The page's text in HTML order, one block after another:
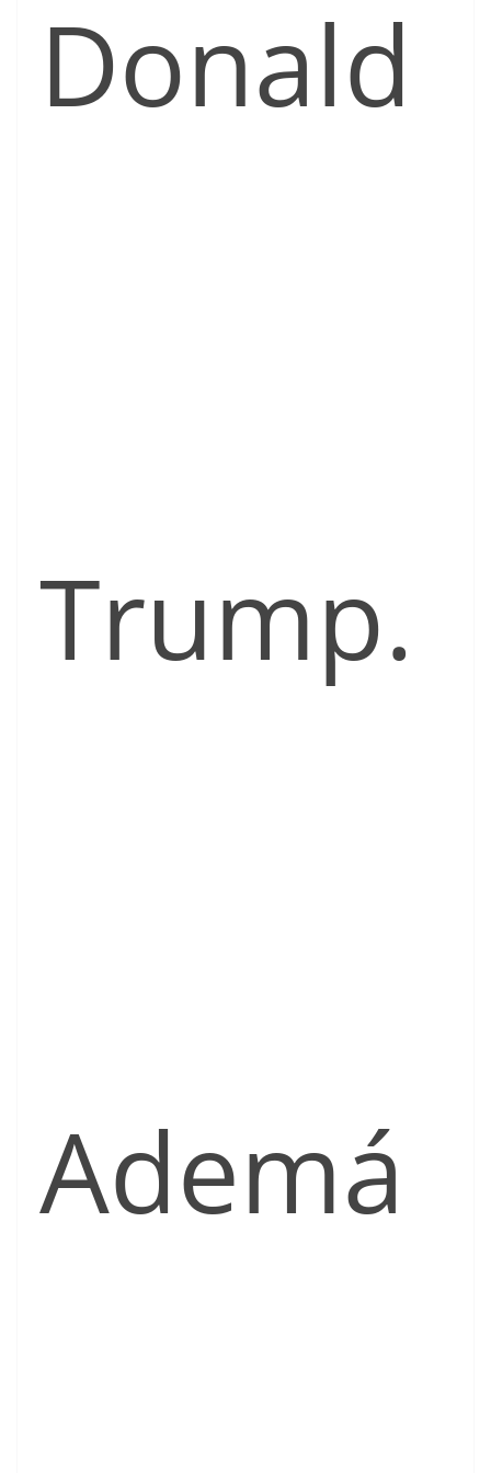
Donald
Trump.
Ademá